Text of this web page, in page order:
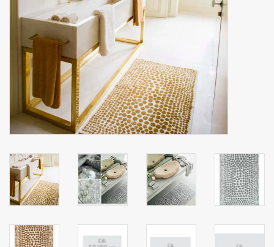
linge de cuisine
chaussettes
mouchoirs
pull-over
Maison et vêtements de
nuit (MEN)